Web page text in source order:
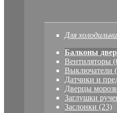
Для
Балконы
Вентиляторы
Выключатели
Датчики и
Дверцы
Заглушки
Заслонки (23)